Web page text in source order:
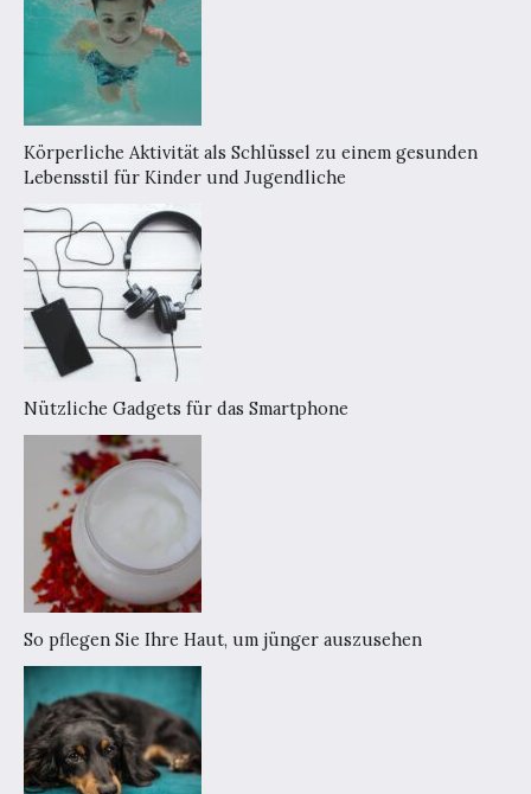
Körperliche Aktivität als Schlüssel zu einem gesunden
Lebensstil für Kinder und Jugendliche
Nützliche Gadgets für das Smartphone
So pflegen Sie Ihre Haut, um jünger auszusehen